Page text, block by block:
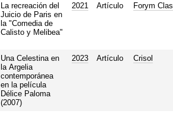
La recreación del
Juicio de Paris en
la "Comedia de
Calisto y Melibea"
2021 Artículo Forym
Una Celestina en
la Argelia
contemporánea
en la película
Délice Paloma
(2007)
2023 Artículo Crisol